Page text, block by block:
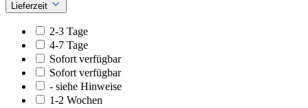
Lieferzeit
2-3 Tage
4-7 Tage
Sofort verfügbar
Sofort verfügbar
- siehe Hinweise
1-2 Wochen